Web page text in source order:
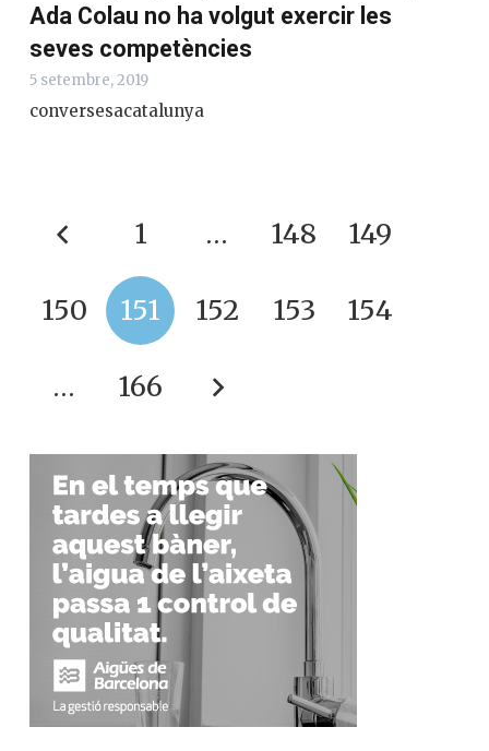
Ada Colau no ha volgut exercir les
seves competències
5 setembre, 2019
conversesacatalunya
1 … 148 149
150 151 152 153 154
… 166